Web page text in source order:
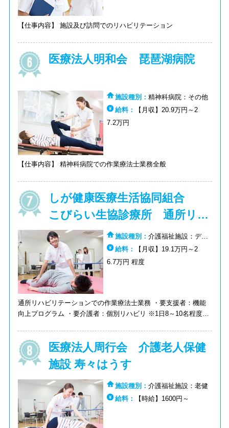
【仕事内容】 施設及び訪問でのリハビリテーション
医療法人明和会 琵琶湖病院
施設種別：精神科病院：その他
給料：
【月収】20.9万円～2
7.2万円
【仕事内容】 精神科病院での作業療法士業務全般
しが健康医療生活協同組合
こびらい生協診療所 通所リハ
ビリ「ひまわり」
施設種別：介護福祉施設：デイ
ケア（通所リハ）
給料：
【月収】19.1万円～2
6.7万円 程度
通所リハビリテーションでの作業療法士業務 ・要支援者：機能
向上プログラム ・要介護者：個別リハビリ ※1日8～10名程度の
医療法人周行会 介護老人保健
施設 寿々はうす
施設種別：介護福祉施設：老健
給料：
【時給】1600円～